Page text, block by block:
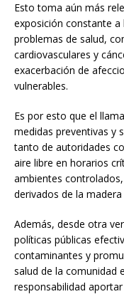
Esto toma aún más
exposición constante
problemas de salud,
cardiovasculares y
exacerbación de
vulnerables.
Es por esto que el
medidas preventivas y
tanto de autoridades
aire libre en horarios
ambientes
derivados de la
Además, desde otra
políticas públicas
contaminantes y
salud de la comunidad
responsabilidad